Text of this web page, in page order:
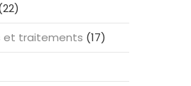
et traitements (17)